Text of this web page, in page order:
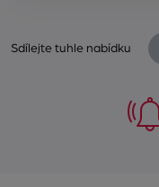
Sdílejte tuhle nabídku